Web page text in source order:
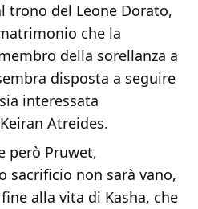
trono del Leone Dorato,
che la
della sorellanza a
disposta a seguire
interessata
Atreides.
però Pruwet,
sacrificio non sarà vano,
alla vita di Kasha, che